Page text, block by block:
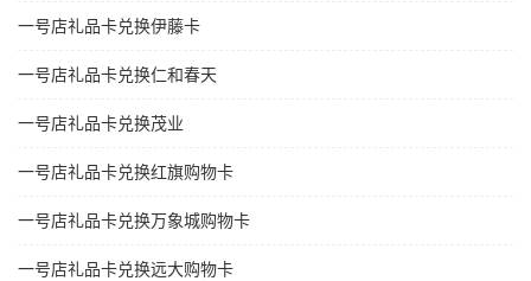
一号店礼品卡兑换伊藤卡
一号店礼品卡兑换仁和春天
一号店礼品卡兑换茂业
一号店礼品卡兑换红旗购物卡
一号店礼品卡兑换万象城购物卡
一号店礼品卡兑换远大购物卡